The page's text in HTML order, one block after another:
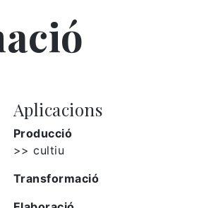
Aplicacions
Producció
>> cultiu
Transformació